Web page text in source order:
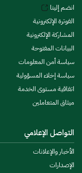
انضم إلينا
الفوترة الإلكترونية
المشاركة الإلكترونية
البيانات المفتوحة
سياسة أمن المعلومات
سياسة إخلاء المسؤولية
اتفاقية مستوى الخدمة
ميثاق المتعاملين
التواصل الإعلامي
الأخبار والإعلانات
الإصدارات